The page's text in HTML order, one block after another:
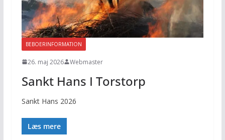
BEBOERINFORMATION
26. maj 2026 Webmaster
Sankt Hans I Torstorp
Sankt Hans 2026
Læs mere